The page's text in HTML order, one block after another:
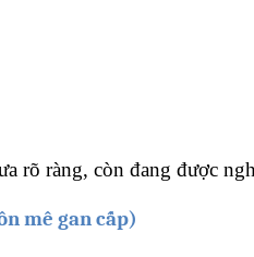
rõ ràng, còn đang được
mê gan cấp)